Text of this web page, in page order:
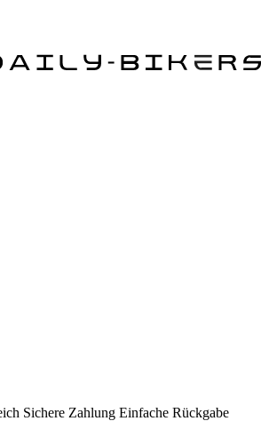
Sichere Zahlung Einfache Rückgabe